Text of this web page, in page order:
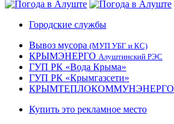
Городские службы
Вывоз мусора (МУП УБГ и КС)
КРЫМЭНЕРГО Алуштинский РЭС
ГУП РК «Вода Крыма»
ГУП РК «Крымгазсети»
КРЫМТЕПЛОКОММУНЭНЕРГО
Купить это рекламное место